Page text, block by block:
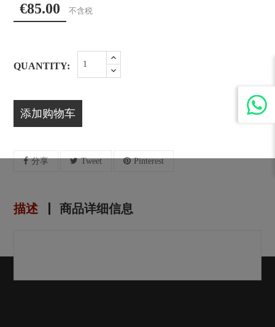
€85.00 不含税
QUANTITY:
添加购物车
分享 Tweet Pinterest
描述 商品详细信息